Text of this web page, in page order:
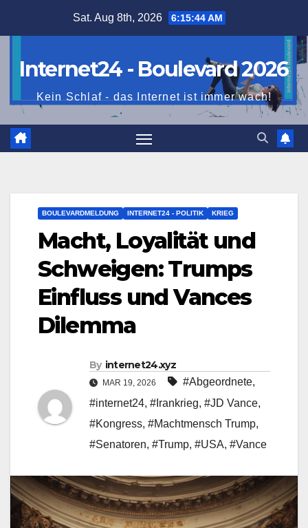
Sat. Aug 8th, 2026 6:15:45 AM
Internet24 - Boulevard 2026
Kein Schlaf - das Internet ist immer wach!
BOULEVARDMELDUNG INTERNET24 - POLITIK KRIEG
Macht, Loyalität und
Schweigen: Trumps
Einfluss und Vances
Dilemma
By internet24.xyz
MAR 19, 2026 #Abgeordnete,
#internet24, #Irankrieg, #JD Vance,
#Kongress, #Machtmensch Trump,
#Senatoren, #Trump, #USA, #Vance